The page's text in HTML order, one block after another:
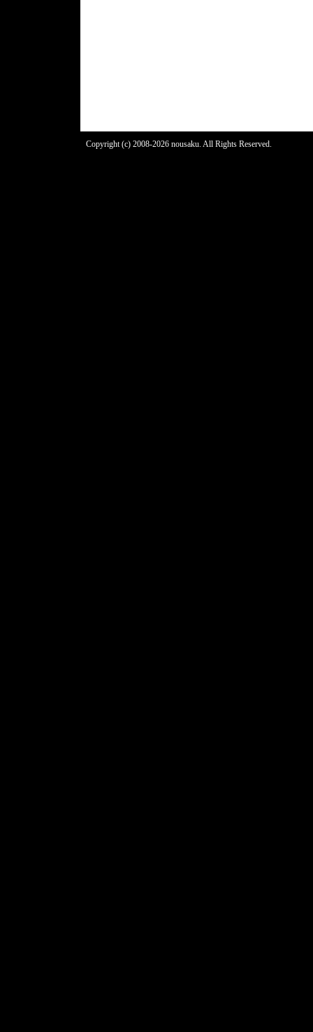
Copyright (c) 2008-2026 nousaku. All Rights Reserved.